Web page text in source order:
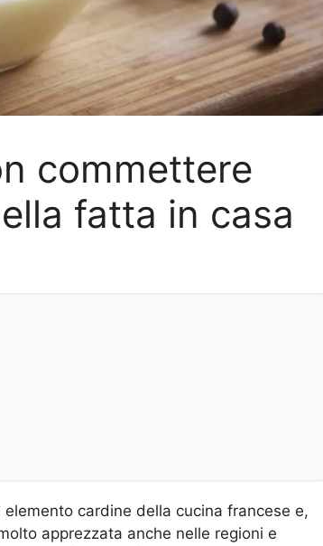
commettere
fatta in casa
cardine della cucina francese e,
apprezzata anche nelle regioni e